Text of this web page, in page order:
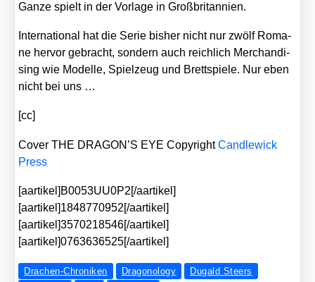
Gan­ze spielt in der Vor­la­ge in Groß­bri­tan­ni­en.
Inter­na­tio­nal hat die Serie bis­her nicht nur zwölf Roma­
ne her­vor gebracht, son­dern auch reich­lich Mer­chan­di­
sing wie Model­le, Spiel­zeug und Brett­spie­le. Nur eben
nicht bei uns …
[cc]
Cover THE DRAGON’S EYE Copy­rightCand­le­wick
Press
[aartikel]B0053UU0P2[/aartikel]
[aartikel]1848770952[/aartikel]
[aartikel]3570218546[/aartikel]
[aartikel]0763636525[/aartikel]
Drachen-Chroniken Dragonology
Dugald Steers